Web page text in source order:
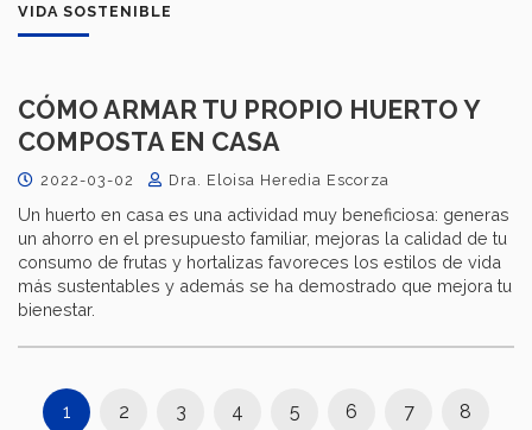
VIDA SOSTENIBLE
CÓMO ARMAR TU PROPIO HUERTO Y
COMPOSTA EN CASA
2022-03-02 Dra. Eloisa Heredia Escorza
Un huerto en casa es una actividad muy beneficiosa: generas
un ahorro en el presupuesto familiar, mejoras la calidad de tu
consumo de frutas y hortalizas favoreces los estilos de vida
más sustentables y además se ha demostrado que mejora tu
bienestar.
1 2 3 4 5 6 7 8